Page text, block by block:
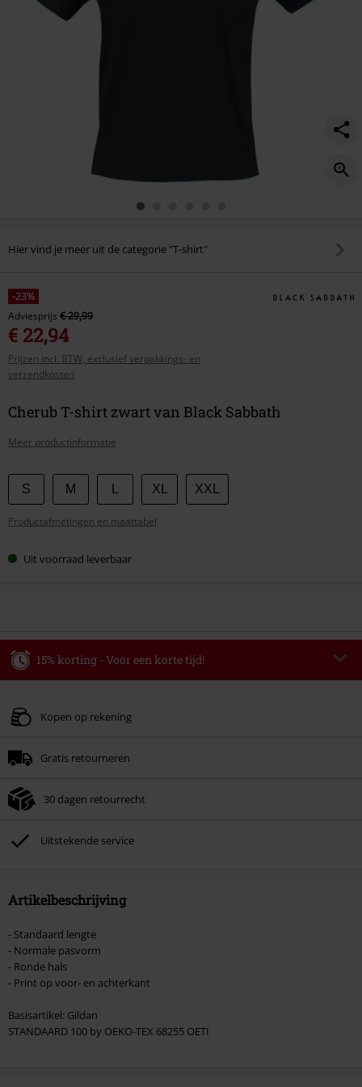
Hier vind je meer uit de categorie "T-shirt"
-23%
Adviesprijs € 29,99
€ 22,94
Prijzen incl. BTW, exclusief verpakkings- en
verzendkosten
Cherub T-shirt zwart van Black Sabbath
Meer productinformatie
Kies
je
maat
S M XL XXL
Productafmetingen en maattabel
Uit voorraad leverbaar
15% korting - Voor een korte tijd!
Alleen geldig op 06-08-2026 van 16:00 t/m 23:59 uur.
Zodra je de code hebt ingevoerd, wordt de korting automatisch verrekend in
Kan niet gecombineerd worden met andere kortingscodes. Boeken, media,
Toten Hosen, Metality, cadeaubonnen en artikelen met een inbegrepen
donatie zijn uitgesloten van de korting.
Kopen op rekening
Gratis retourneren
30 dagen retourrecht
Uitstekende service
Artikelbeschrijving
- Standaard lengte
- Normale pasvorm
- Ronde hals
- Print op voor- en achterkant
Basisartikel: Gildan
STANDAARD 100 by OEKO-TEX 68255 OETI